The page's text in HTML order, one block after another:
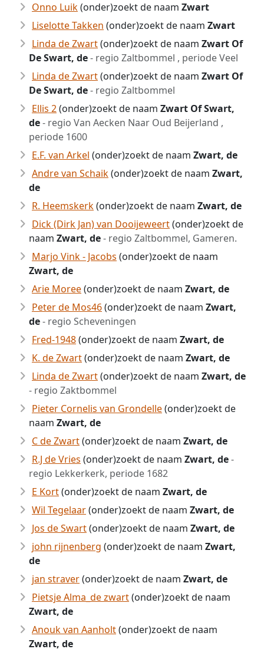
Onno Luik(onder)zoekt de naam Zwart
Liselotte Takken (onder)zoekt de naam Zwart
Linda de Zwart(onder)zoekt de naam Zwart Of
De Swart, de- regio Zaltbommel , periode Veel
Linda de Zwart(onder)zoekt de naam Zwart Of
De Swart, de- regio Zaltbommel
Ellis 2(onder)zoekt de naam Zwart Of Swart,
de- regio Van Aecken Naar Oud Beijerland ,
periode 1600
E.F. van Arkel (onder)zoekt de naam Zwart, de
Andre van Schaik(onder)zoekt de naam Zwart,
de
R. Heemskerk(onder)zoekt de naam Zwart, de
Dick (Dirk Jan) van Dooijeweert(onder)zoekt de
naam Zwart, de- regio Zaltbommel, Gameren.
Marjo Vink - Jacobs (onder)zoekt de naam
Zwart, de
Arie Moree(onder)zoekt de naam Zwart, de
Peter de Mos46(onder)zoekt de naam Zwart,
de- regio Scheveningen
Fred-1948(onder)zoekt de naam Zwart, de
K. de Zwart(onder)zoekt de naam Zwart, de
Linda de Zwart(onder)zoekt de naam Zwart, de
- regio Zaktbommel
Pieter Cornelis van Grondelle(onder)zoekt de
naam Zwart, de
C de Zwart(onder)zoekt de naam Zwart, de
R.J de Vries (onder)zoekt de naam Zwart, de-
regio Lekkerkerk, periode 1682
E Kort(onder)zoekt de naam Zwart, de
Wil Tegelaar(onder)zoekt de naam Zwart, de
Jos de Swart(onder)zoekt de naam Zwart, de
john rijnenberg (onder)zoekt de naam Zwart,
de
jan straver(onder)zoekt de naam Zwart, de
Pietsje Alma_de zwart(onder)zoekt de naam
Zwart, de
Anouk van Aanholt(onder)zoekt de naam
Zwart, de